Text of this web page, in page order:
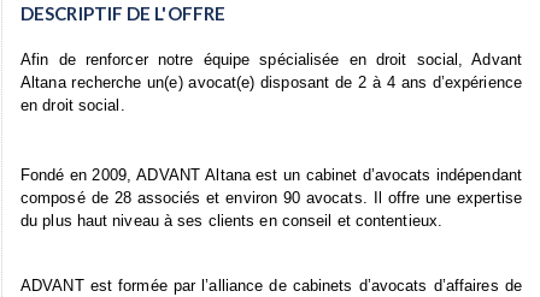
DESCRIPTIF DE L'OFFRE
Afin de renforcer notre équipe spécialisée en droit social, Advant
Altana recherche un(e) avocat(e) disposant de 2 à 4ans d’expérience
en droit social
Fondé en 2009, ADVANT Altana est un cabinet d’avocats indépendant
composé de 28 associés et environ 90 avocats. Il offre une expertise
du plus haut niveau à ses clients en conseil et contentieux.
ADVANT est formée par l’alliance de cabinets d’avocats d’affaires de